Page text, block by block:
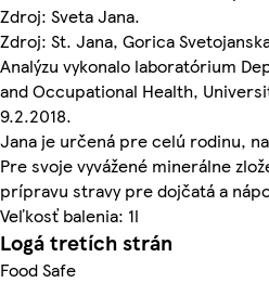
Zdroj: Sveta Jana.
Zdroj: St. Jana, Gorica
Analýzu vykonalo laboratórium
and Occupational Health,
9.2.2018.
Jana je určená pre celú rodinu,
Pre svoje vyvážené minerálne
prípravu stravy pre dojčatá a
Veľkosť balenia: 1l
Logá tretích strán
Food Safe